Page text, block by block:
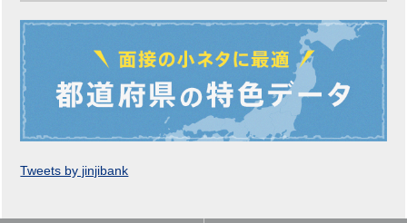
Tweets by jinjibank